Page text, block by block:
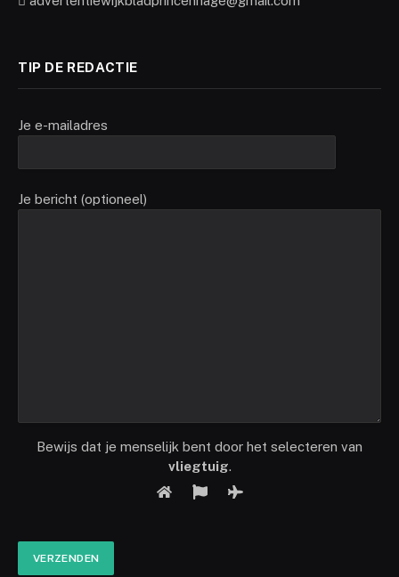
TIP DE REDACTIE
Je e-mailadres
Je bericht (optioneel)
Bewijs dat je menselijk bent door het selecteren van
vliegtuig.